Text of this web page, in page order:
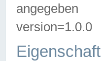
angegeben
version=1.0.0